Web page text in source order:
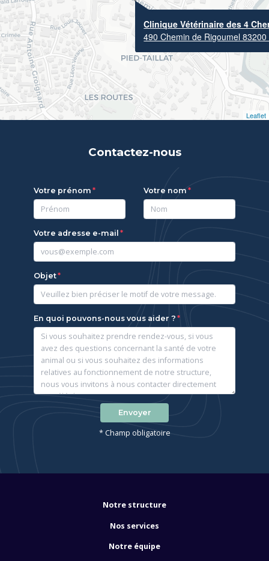
Clinique Vétérinaire des 4
490 Chemin de Rigoumel
Leaflet
Contactez-nous
Votre prénom Votre nom
Votre adresse e-mail
Objet
En quoi pouvons-nous vous aider ?
Envoyer
* Champ obligatoire
Notre structure
Nos services
Notre équipe